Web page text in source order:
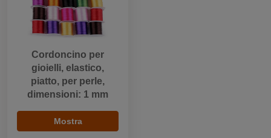
Cordoncino per
gioielli, elastico,
piatto, per perle,
dimensioni: 1 mm
Mostra